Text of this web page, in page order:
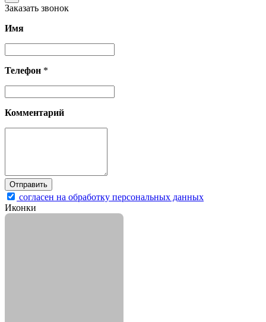
Заказать звонок
Имя
Телефон *
Комментарий
согласен на обработку персональных данных
Иконки